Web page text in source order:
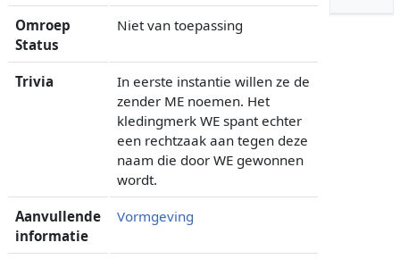
Omroep
Status
Niet van toepassing
Trivia
In eerste instantie willen ze de
zender ME noemen. Het
kledingmerk WE spant echter
een rechtzaak aan tegen deze
naam die door WE gewonnen
wordt.
Aanvullende
informatie
Vormgeving